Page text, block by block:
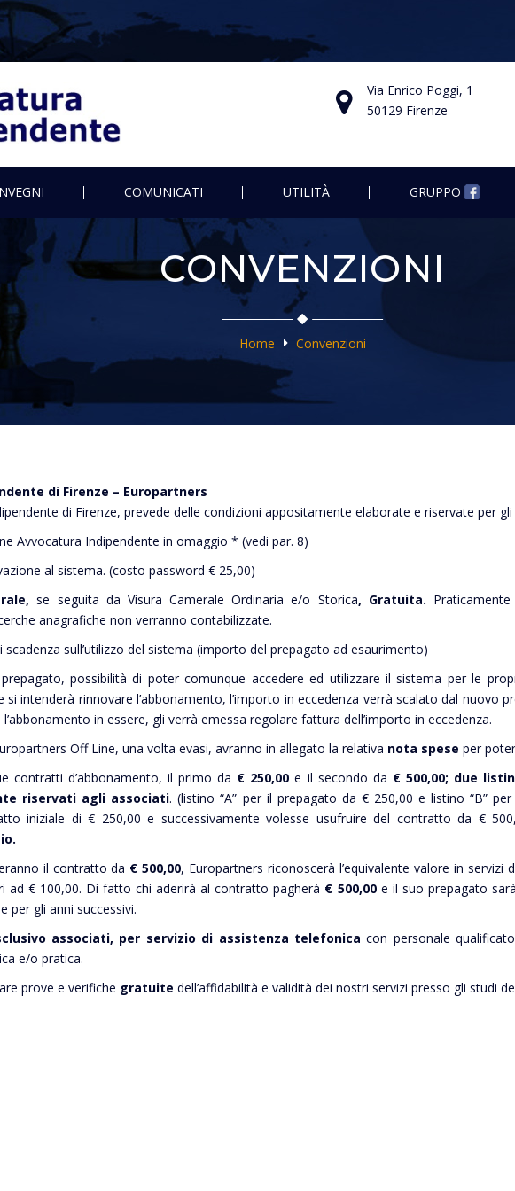
Via Enrico Poggi, 1
50129 Firenze
COMUNICATI UTILITÀ GRUPPO
CONVENZIONI
Home Convenzioni
di Firenze – Europartners
di Firenze, prevede delle condizioni appositamente elaborate e riservate per
Avvocatura Indipendente in omaggio * (vedi par. 8)
al sistema. (costo password € 25,00)
se seguita da Visura Camerale Ordinaria e/o Storica, Gratuita.
anagrafiche non verranno contabilizzate.
scadenza sull’utilizzo del sistema (importo del prepagato ad esaurimento)
possibilità di poter comunque accedere ed utilizzare il sistema per le
si intenderà rinnovare l’abbonamento, l’importo in eccedenza verrà scalato dal nuovo
in essere, gli verrà emessa regolare fattura dell’importo in eccedenza.
Off Line, una volta evasi, avranno in allegato la relativa nota spese per
contratti d’abbonamento, il primo da € 250,00 e il secondo da € 500,00; due
riservati agli associati. (listino “A” per il prepagato da € 250,00 e listino “B”
iniziale di € 250,00 e successivamente volesse usufruire del contratto da €
il contratto da € 500,00, Europartners riconoscerà l’equivalente valore in
ad € 100,00. Di fatto chi aderirà al contratto pagherà € 500,00e il suo prepagato
per gli anni successivi.
associati, per servizio di assistenza telefonica con personale
e/o pratica.
prove e verifiche gratuite dell’affidabilità e validità dei nostri servizi presso gli studi